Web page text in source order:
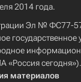
2014 года.
Эл № ФС77-
государственное
«Россия сегодня»).
материалов